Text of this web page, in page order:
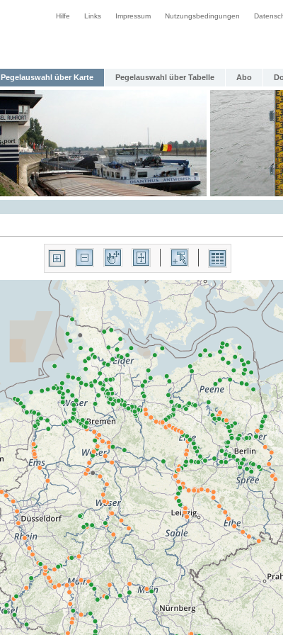
Hilfe Links Impressum Nutzungsbedingungen
Pegelauswahl über Karte Pegelauswahl über Tabelle Abo